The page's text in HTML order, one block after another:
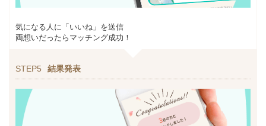
気になる人に「いいね」を送信
両想いだったらマッチング成功！
STEP5 結果発表